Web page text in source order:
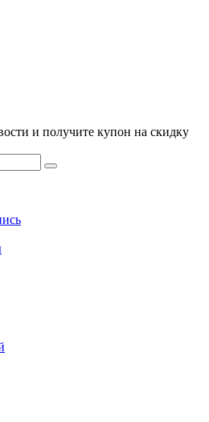
и получите купон на скидку